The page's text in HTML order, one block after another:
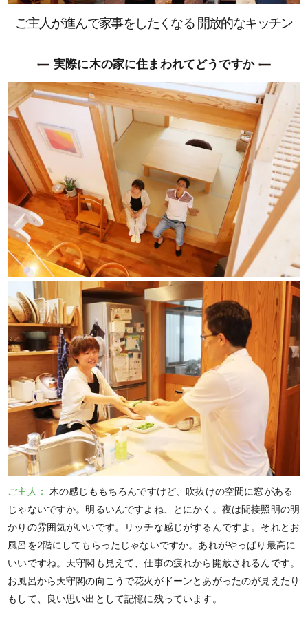
ご主人が進んで家事をしたくなる 開放的なキッチン
実際に木の家に住まわれてどうですか
ご主人：
木の感じももちろんですけど、吹抜けの空間に窓がある
じゃないですか。明るいんですよね、とにかく。夜は間接照明の明
かりの雰囲気がいいです。リッチな感じがするんですよ。それとお
風呂を2階にしてもらったじゃないですか。あれがやっぱり最高に
いいですね。天守閣も見えて、仕事の疲れから開放されるんです。
お風呂から天守閣の向こうで花火がドーンとあがったのが見えたり
もして、良い思い出として記憶に残っています。